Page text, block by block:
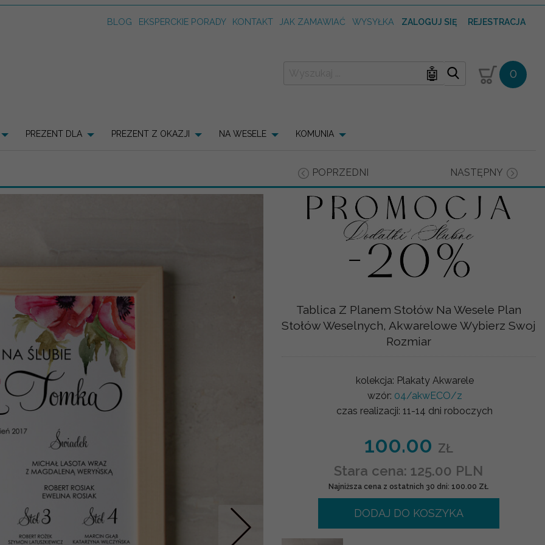
BLOG EKSPERCKIE PORADY KONTAKT JAK ZAMAWIAĆ WYSYŁKA ZALOGUJ SIĘ REJESTRACJA
🤖 0
PREZENT DLA PREZENT Z OKAZJI NA WESELE KOMUNIA
POPRZEDNI NASTĘPNY
Nastepne
Tablica Z Planem Stołów Na Wesele Plan
Stołów Weselnych, Akwarelowe Wybierz Swoj
Rozmiar
kolekcja: Plakaty Akwarele
wzór: 04/akwECO/z
czas realizacji:11-14 dni roboczych
100.00 ZŁ
Stara cena: 125.00 PLN
Najniższa cena z ostatnich 30 dni: 100.00 ZŁ
DODAJ DO KOSZYKA